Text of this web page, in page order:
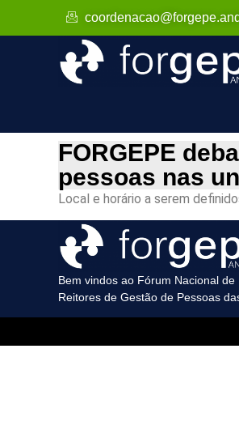
FORGEPE
pessoas nas
Local e horário a serem
Bem vindos ao Fórum Nacional de
Reitores de Gestão de Pessoas